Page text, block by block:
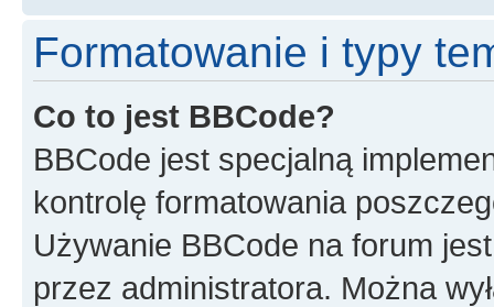
Formatowanie i typy
Co to jest BBCode?
BBCode jest specjalną
kontrolę formatowania
Używanie BBCode na forum
przez administratora. Można